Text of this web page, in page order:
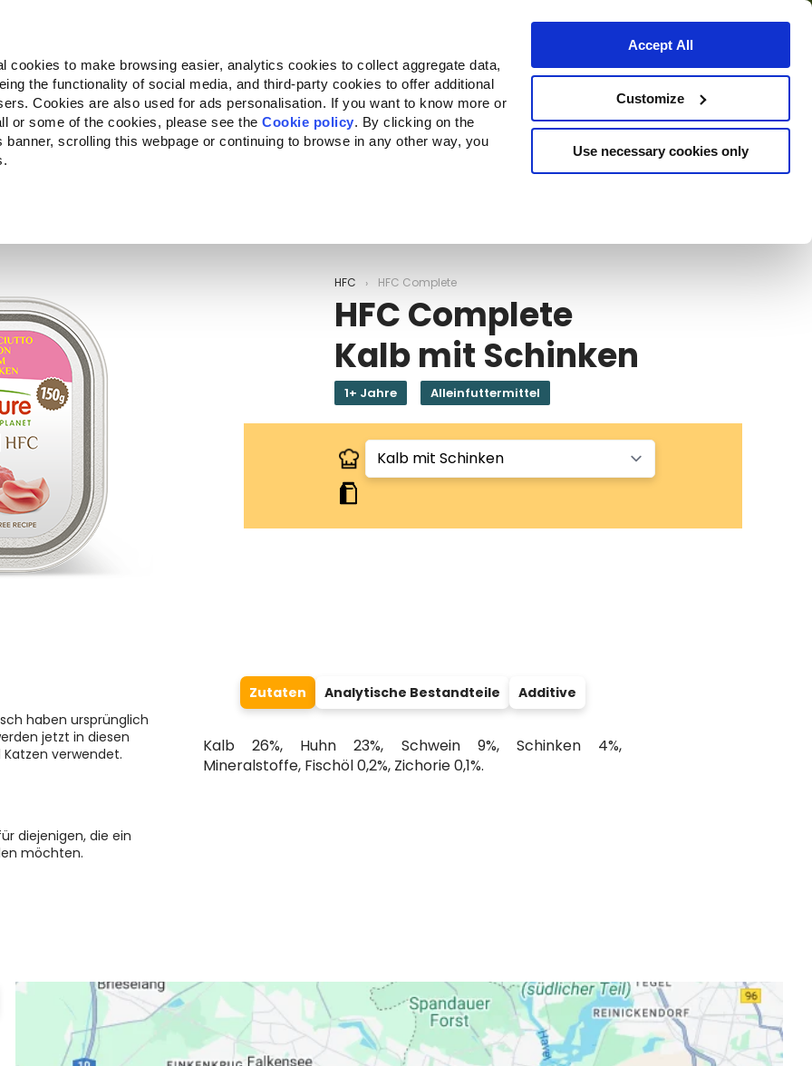
cookies to make browsing easier, analytics cookies to collect aggregate data,
the functionality of social media, and third-party cookies to offer additional
Cookies are also used for ads personalisation. If you want to know more or
or some of the cookies, please see theCookie policy. By clicking on the
scrolling this webpage or continuing to browse in any other way, you
Accept All
Customize
Use necessary cookies only
Companion for Life Ausschreibung Über uns Bezugsquellen
to your location.
HFC HFC Complete
HFC Complete
Kalb mit Schinken
1+ Jahre Alleinfuttermittel
haben ursprünglich
jetzt in diesen
verwendet.
diejenigen, die ein
möchten.
Zutaten Analytische Bestandteile Additive
Kalb 26%, Huhn 23%, Schwein 9%, Schinken 4%,
Mineralstoffe, Fischöl 0,2%, Zichorie 0,1%.